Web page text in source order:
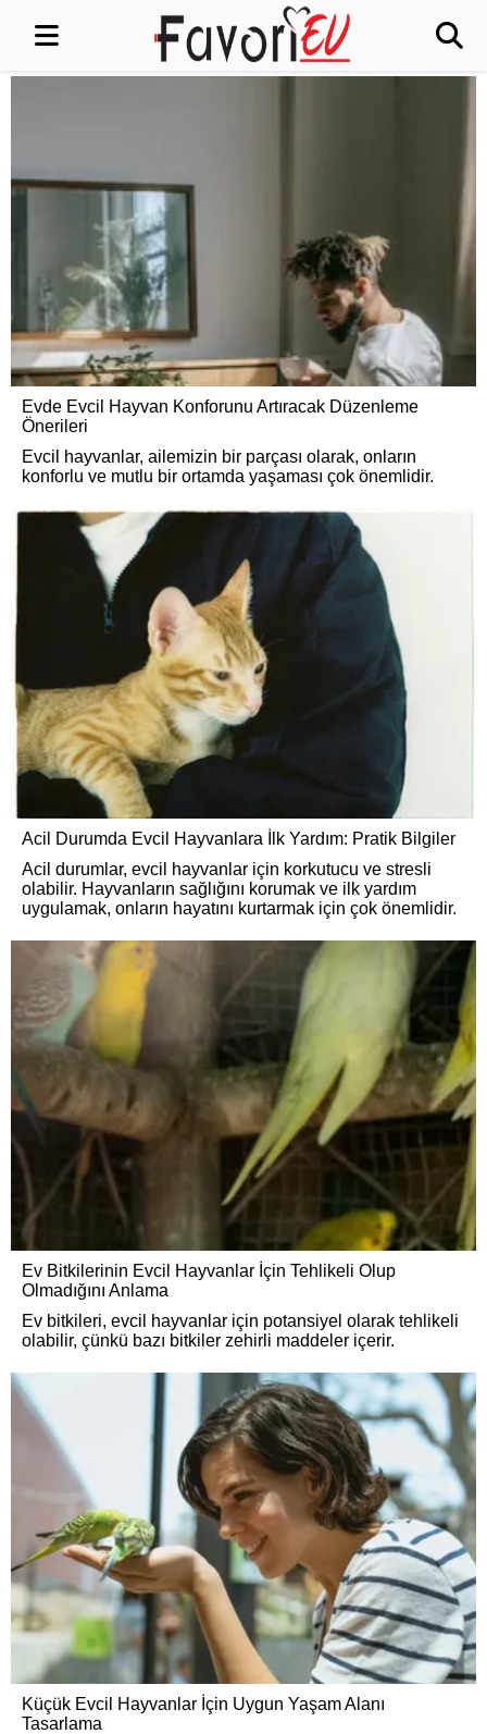
Evde Evcil Hayvan Konforunu Artıracak Düzenleme
Önerileri
Evcil hayvanlar, ailemizin bir parçası olarak, onların
konforlu ve mutlu bir ortamda yaşaması çok önemlidir.
Acil Durumda Evcil Hayvanlara İlk Yardım: Pratik Bilgiler
Acil durumlar, evcil hayvanlar için korkutucu ve stresli
olabilir. Hayvanların sağlığını korumak ve ilk yardım
uygulamak, onların hayatını kurtarmak için çok önemlidir.
Ev Bitkilerinin Evcil Hayvanlar İçin Tehlikeli Olup
Olmadığını Anlama
Ev bitkileri, evcil hayvanlar için potansiyel olarak tehlikeli
olabilir, çünkü bazı bitkiler zehirli maddeler içerir.
Küçük Evcil Hayvanlar İçin Uygun Yaşam Alanı
Tasarlama